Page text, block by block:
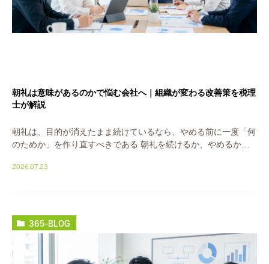
朝礼は意味があるのかで悩む会社へ｜組織が変わる改善策を税理
士が解説
朝礼は、目的が消えたまま続けているなら、やめる前に一度「何
のためか」を作り直すべきである 朝礼を続けるか、やめるか。
礼が担っていた「役割」が今も機能しているか。そ […]
2026.07.23
365-BLOG